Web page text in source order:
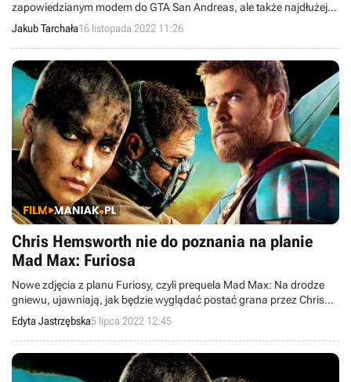
zapowiedzianym modem do GTA San Andreas, ale także najdłużej
powstającą modyfikacją do gry w historii. Zapraszamy na opowieść.
Jakub Tarchała16 listopada 2022 11:26
Chris Hemsworth nie do poznania na planie
Mad Max: Furiosa
Nowe zdjęcia z planu Furiosy, czyli prequela Mad Max: Na drodze
gniewu, ujawniają, jak będzie wyglądać postać grana przez Chrisa
Hemswortha.
Edyta Jastrzębska5 lipca 2022 12:45